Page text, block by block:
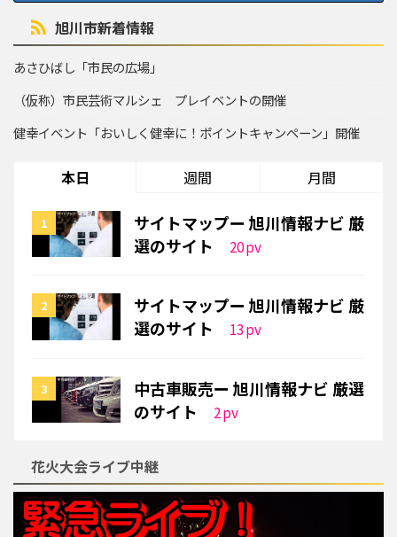
旭川市新着情報
あさひばし「市民の広場」
（仮称）市民芸術マルシェ プレイベントの開催
健幸イベント「おいしく健幸に！ポイントキャンペーン」開催
本日 週間 月間
サイトマップー 旭川情報ナビ 厳
選のサイト
20pv
サイトマップー 旭川情報ナビ 厳
選のサイト
13pv
中古車販売ー 旭川情報ナビ 厳選
のサイト
2pv
花火大会ライブ中継